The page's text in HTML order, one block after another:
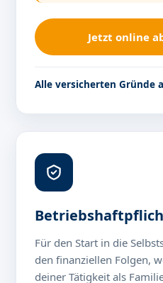
Jetzt online
Alle versicherten Gründe
Für den Start in die
den finanziellen Folgen,
deiner Tätigkeit als